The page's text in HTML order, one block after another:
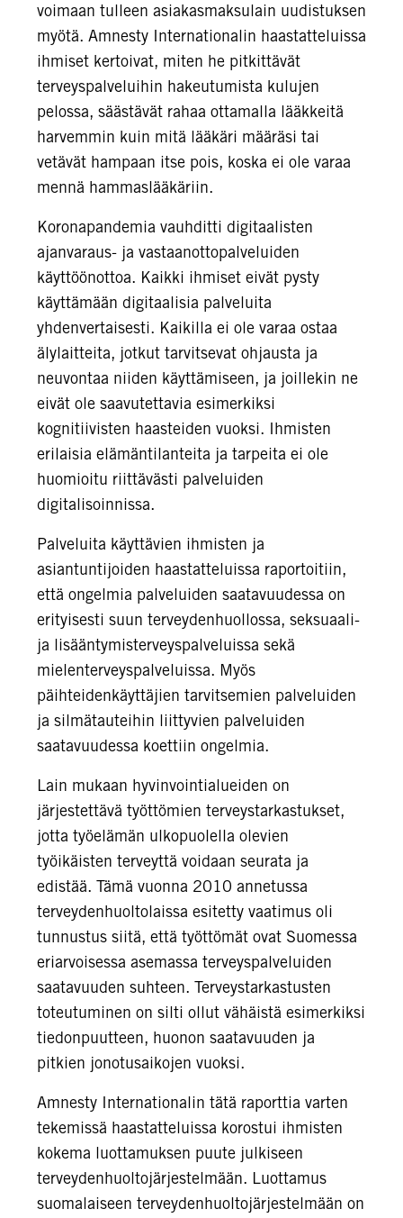
voimaan tulleen asiakasmaksulain uudistuksen
myötä. Amnesty Internationalin haastatteluissa
ihmiset kertoivat, miten he pitkittävät
terveyspalveluihin hakeutumista kulujen
pelossa, säästävät rahaa ottamalla lääkkeitä
harvemmin kuin mitä lääkäri määräsi tai
vetävät hampaan itse pois, koska ei ole varaa
mennä hammaslääkäriin.
Koronapandemia vauhditti digitaalisten
ajanvaraus- ja vastaanottopalveluiden
käyttöönottoa. Kaikki ihmiset eivät pysty
käyttämään digitaalisia palveluita
yhdenvertaisesti. Kaikilla ei ole varaa ostaa
älylaitteita, jotkut tarvitsevat ohjausta ja
neuvontaa niiden käyttämiseen, ja joillekin ne
eivät ole saavutettavia esimerkiksi
kognitiivisten haasteiden vuoksi. Ihmisten
erilaisia elämäntilanteita ja tarpeita ei ole
huomioitu riittävästi palveluiden
digitalisoinnissa.
Palveluita käyttävien ihmisten ja
asiantuntijoiden haastatteluissa raportoitiin,
että ongelmia palveluiden saatavuudessa on
erityisesti suun terveydenhuollossa, seksuaali-
ja lisääntymisterveyspalveluissa sekä
mielenterveyspalveluissa. Myös
päihteidenkäyttäjien tarvitsemien palveluiden
ja silmätauteihin liittyvien palveluiden
saatavuudessa koettiin ongelmia.
Lain mukaan hyvinvointialueiden on
järjestettävä työttömien terveystarkastukset,
jotta työelämän ulkopuolella olevien
työikäisten terveyttä voidaan seurata ja
edistää. Tämä vuonna 2010 annetussa
terveydenhuoltolaissa esitetty vaatimus oli
tunnustus siitä, että työttömät ovat Suomessa
eriarvoisessa asemassa terveyspalveluiden
saatavuuden suhteen. Terveystarkastusten
toteutuminen on silti ollut vähäistä esimerkiksi
tiedonpuutteen, huonon saatavuuden ja
pitkien jonotusaikojen vuoksi.
Amnesty Internationalin tätä raporttia varten
tekemissä haastatteluissa korostui ihmisten
kokema luottamuksen puute julkiseen
terveydenhuoltojärjestelmään. Luottamus
suomalaiseen terveydenhuoltojärjestelmään on